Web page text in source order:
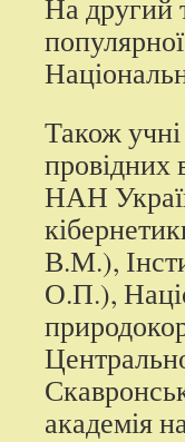
На другий
Також учні
провідних
НАН
В.М.),
О.П.),
академія